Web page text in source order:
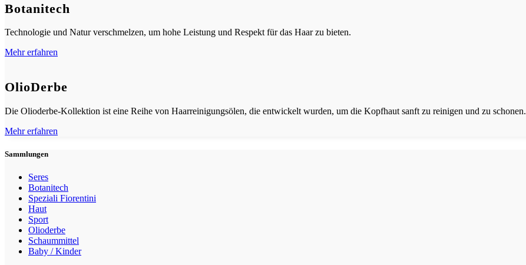
Botanitech
Technologie und Natur verschmelzen, um hohe Leistung und Respekt für das Haar zu bieten.
Mehr erfahren
OlioDerbe
Die Olioderbe-Kollektion ist eine Reihe von Haarreinigungsölen, die entwickelt wurden, um die Kopfhaut sanft zu reinigen und zu schonen.
Mehr erfahren
Sammlungen
Seres
Botanitech
Speziali Fiorentini
Haut
Sport
Olioderbe
Schaummittel
Baby / Kinder